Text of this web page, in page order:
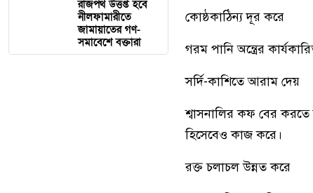
রাজপথ উত্তপ্ত হবে
নীলফামারীতে
জামায়াতের গণ-
সমাবেশে বক্তারা
কোষ্ঠকাঠিন্য দূর করে
গরম পানি অন্ত্রের
সর্দি-কাশিতে আরাম দেয়
শ্বাসনালির কফ বের
হিসেবেও কাজ করে।
রক্ত চলাচল উন্নত করে